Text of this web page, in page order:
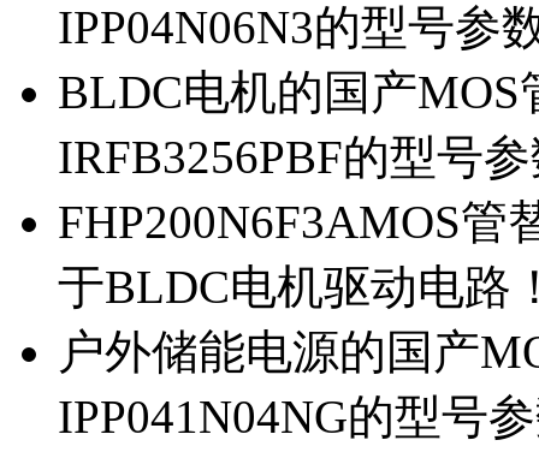
IPP04N06N3的型号参
BLDC电机的国产MOS
IRFB3256PBF的型号
FHP200N6F3AMOS管
于BLDC电机驱动电路
户外储能电源的国产
IPP041N04NG的型号